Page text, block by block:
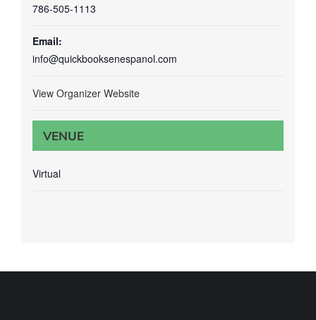
VENUE
Virtual
786-505-1113
Email:
info@quickbooksenespanol.com
View Organizer Website